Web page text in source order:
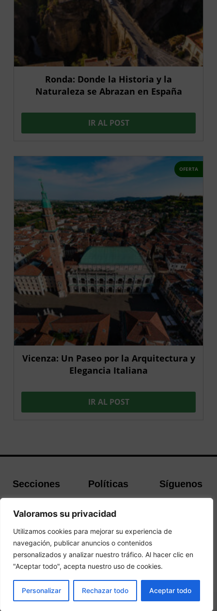
Valoramos su privacidad
Utilizamos cookies para mejorar su experiencia de
navegación, publicar anuncios o contenidos
personalizados y analizar nuestro tráfico. Al hacer clic en
"Aceptar todo", acepta nuestro uso de cookies.
Personalizar Rechazar todo Aceptar todo
RESERVAR
Ronda: Donde la Historia y la
Naturaleza se Abrazan en España
IR AL POST
OFERTA
Vicenza: Un Paseo por la Arquitectura y
Elegancia Italiana
IR AL POST
Secciones
Buscador de
Guías de Viajes
Políticas
cookies
Política de
Privacidad
Síguenos
© 2026Todos los derechos reservados.